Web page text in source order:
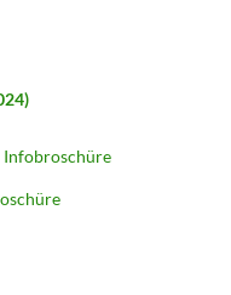
Infobroschüre